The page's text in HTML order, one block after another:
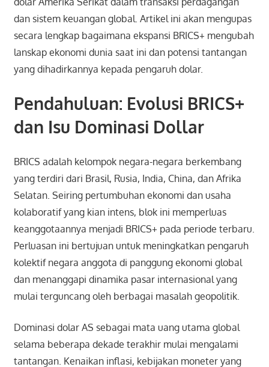
dan sistem keuangan global. Artikel ini akan mengupas
secara lengkap bagaimana ekspansi BRICS+ mengubah
lanskap ekonomi dunia saat ini dan potensi tantangan
yang dihadirkannya kepada pengaruh dolar.
Pendahuluan: Evolusi BRICS+
dan Isu Dominasi Dollar
BRICS adalah kelompok negara-negara berkembang
yang terdiri dari Brasil, Rusia, India, China, dan Afrika
Selatan. Seiring pertumbuhan ekonomi dan usaha
kolaboratif yang kian intens, blok ini memperluas
keanggotaannya menjadi BRICS+ pada periode terbaru.
Perluasan ini bertujuan untuk meningkatkan pengaruh
kolektif negara anggota di panggung ekonomi global
dan menanggapi dinamika pasar internasional yang
mulai terguncang oleh berbagai masalah geopolitik.
Dominasi dolar AS sebagai mata uang utama global
selama beberapa dekade terakhir mulai mengalami
tantangan. Kenaikan inflasi, kebijakan moneter yang